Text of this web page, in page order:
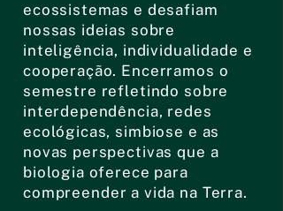
ecossistemas e desafiam
nossas ideias sobre
inteligência, individualidade e
cooperação. Encerramos o
semestre refletindo sobre
interdependência, redes
ecológicas, simbiose e as
novas perspectivas que a
biologia oferece para
compreender a vida na Terra.